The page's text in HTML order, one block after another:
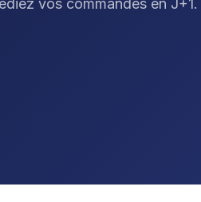
vos commandes en J+1.